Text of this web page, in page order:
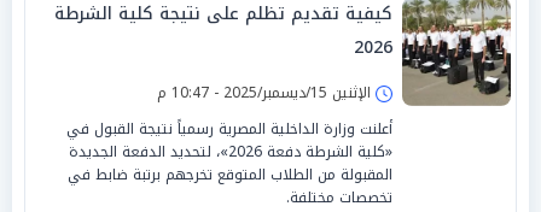
كيفية تقديم تظلم على نتيجة كلية الشرطة
2026
الإثنين 15/ديسمبر/2025 - 10:47 م
أعلنت وزارة الداخلية المصرية رسمياً نتيجة القبول في
«كلية الشرطة دفعة 2026»، لتحديد الدفعة الجديدة
المقبولة من الطلاب المتوقع تخرجهم برتبة ضابط في
تخصصات مختلفة.